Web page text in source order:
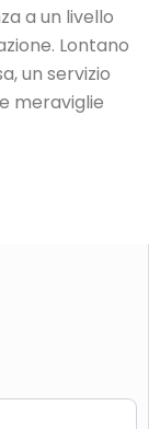
a un livello
Lontano
un servizio
meraviglie